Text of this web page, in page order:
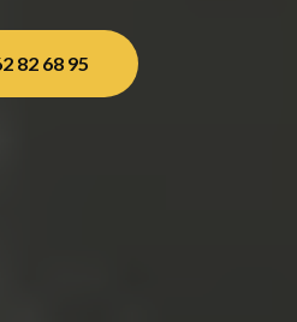
82 68 95